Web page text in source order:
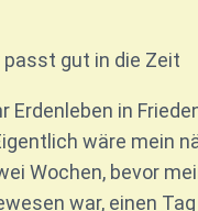
passt gut in die Zeit
Erdenleben in
wäre mein
Wochen, bevor
war, einen